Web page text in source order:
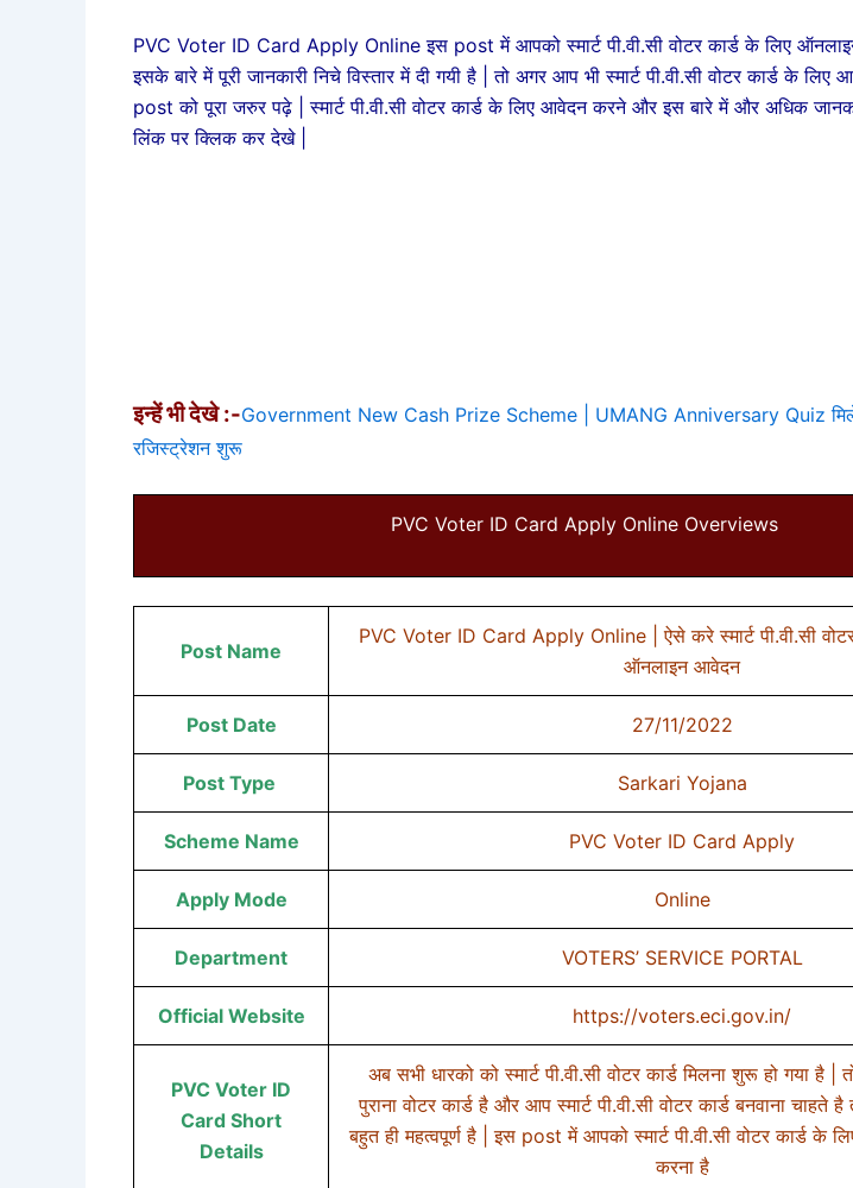
PVC Voter ID Card Apply Online इस post में आपको स्मार्ट पी.वी.सी वोटर कार्ड के लिए
इसके बारे में पूरी जानकारी निचे विस्तार में दी गयी है | तो अगर आप भी स्मार्ट पी.वी.सी वोटर कार्ड के
post को पूरा जरुर पढ़े | स्मार्ट पी.वी.सी वोटर कार्ड के लिए आवेदन करने और इस बारे में और अधिक
लिंक पर क्लिक कर देखे |
इन्हें भी देखे :-Government New Cash Prize Scheme | UMANG Anniversary Quiz
रजिस्ट्रेशन शुरू
PVC Voter ID Card Apply Online Overviews
Post Name
PVC Voter ID Card Apply Online | ऐसे करे स्मार्ट पी.वी.सी वोटर
ऑनलाइन आवेदन
Post Date 27/11/2022
Post Type Sarkari Yojana
Scheme Name PVC Voter ID Card Apply
Apply Mode Online
Department VOTERS’ SERVICE PORTAL
Official Website https://voters.eci.gov.in/
PVC Voter ID
Card Short
Details
अब सभी धारको को स्मार्ट पी.वी.सी वोटर कार्ड मिलना शुरू हो गया है
पुराना वोटर कार्ड है और आप स्मार्ट पी.वी.सी वोटर कार्ड बनवाना
बहुत ही महत्वपूर्ण है | इस post में आपको स्मार्ट पी.वी.सी वोटर कार्ड
करना है